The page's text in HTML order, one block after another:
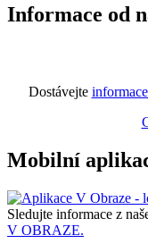
Informace od
Dostávejte
Mobilní
Sledujte informace z
V OBRAZE.